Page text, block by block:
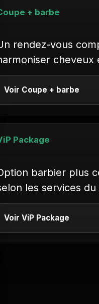
+ barbe
rendez-vous
cheveux
Voir Coupe + barbe
Package
barbier plus
les services du
Voir ViP Package